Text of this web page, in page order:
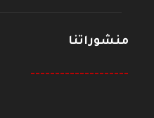
منشوراتنا
--------------------